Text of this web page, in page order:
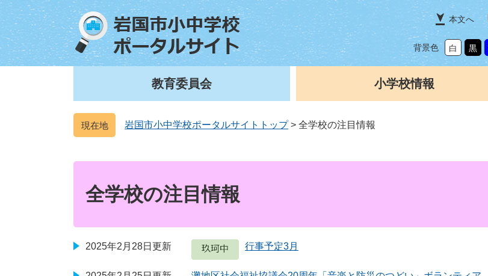
ジ
の
先
ュ
ー
を
本文へ
背景色 白 黒
教育委員会 小学校情報
岩国市小中学校ポータルサイトトップ > 全学校の注目情報
全学校の注目情報
2025年2月28日更新 行事予定3月